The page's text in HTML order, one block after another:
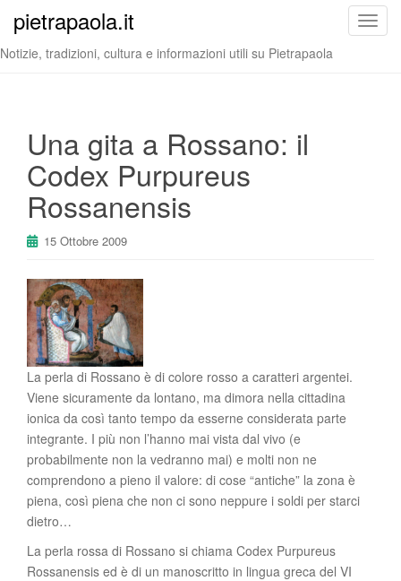
T
pietrapaola.it
Notizie, tradizioni, cultura e informazioni utili su Pietrapaola
Una gita a Rossano: il
Codex Purpureus
Rossanensis
15 Ottobre 2009
La perla di Rossano è di colore rosso a caratteri argentei.
Viene sicuramente da lontano, ma dimora nella cittadina
ionica da così tanto tempo da esserne considerata parte
integrante. I più non l’hanno mai vista dal vivo (e
probabilmente non la vedranno mai) e molti non ne
comprendono a pieno il valore: di cose “antiche” la zona è
piena, così piena che non ci sono neppure i soldi per starci
dietro…
La perla rossa di Rossano si chiama Codex Purpureus
Rossanensis ed è di un manoscritto in lingua greca del VI